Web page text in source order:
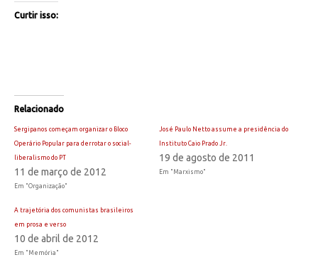
Curtir isso:
Relacionado
Sergipanos começam organizar o Bloco
Operário Popular para derrotar o social-
liberalismo do PT
11 de março de 2012
Em "Organização"
José Paulo Netto assume a presidência do
Instituto Caio Prado Jr.
19 de agosto de 2011
Em "Marxismo"
A trajetória dos comunistas brasileiros
em prosa e verso
10 de abril de 2012
Em "Memória"